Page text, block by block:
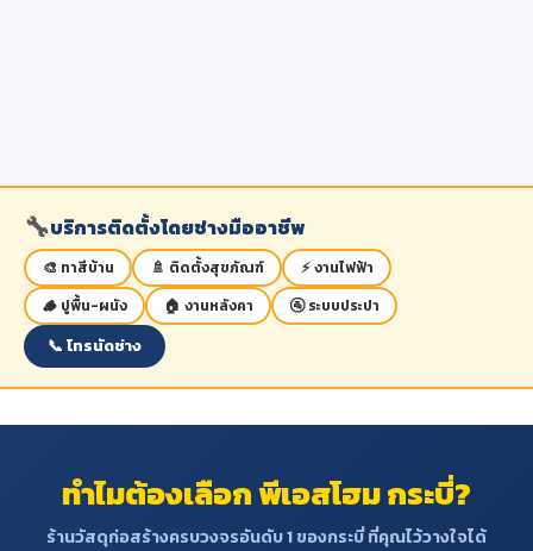
🔧บริการติดตั้งโดยช่างมืออาชีพ
🎨 ทาสีบ้าน 🚿 ติดตั้งสุขภัณฑ์
⚡ งานไฟฟ้า
🪵 ปูพื้น-ผนัง
🏠 งานหลังคา 🚰 ระบบประปา
📞 โทรนัดช่าง
ทำไมต้องเลือก พีเอสโฮม กระบี่?
ร้านวัสดุก่อสร้างครบวงจรอันดับ 1 ของกระบี่ ที่คุณไว้วางใจได้